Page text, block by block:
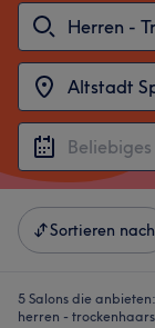
Sortieren nach
5 Salons die anbieten:
herren -